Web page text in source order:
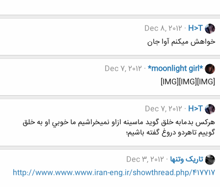
H>T
Dec 8, 2012
خواهش میکنم آوا جان
*moonlight girl*
Dec 7, 2012
[IMG][IMG][IMG]
H>T
Dec 7, 2012
هركس بدمابه خلق گويد ماسينه ازاو نميخراشيم ما خوبي او به خلق
گوييم تاهردو دروغ گفته باشيم؛
تاریک وتنها Dec 3, 2012
http://www.www.www.iran-eng.ir/showthread.php/417717